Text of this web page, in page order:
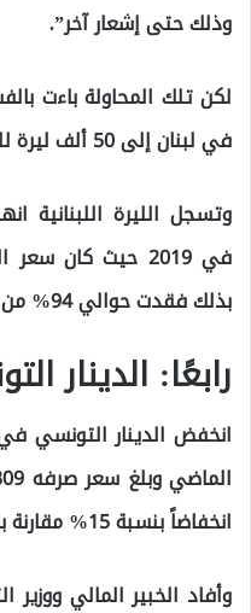
وذلك حتى إشعار آخر”.
لكن تلك المحاولة باءت
في لبنانإلى 50 ألف ليرة للدولار حتى الآن.
وتسجل الليرة اللبنانية
بذلك فقدت حوالي 94% من قيمتها بنهاية 2022.
رابعًا: الدينار
انخفض الدينار التونسي
انخفاضاً بنسبة 15% مقارنة بالفترة نفسها عام 2021.
وأفاد الخبير المالي